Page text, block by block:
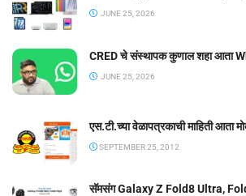
JUNE 25, 2026
CRED चे संस्थापक कुणाल शहा आता
JUNE 25, 2026
एस.टी.च्या वेळापत्रकाची माहिती आता
SEPTEMBER 25, 2012
सॅमसंग Galaxy Z Fold8 Ultra,